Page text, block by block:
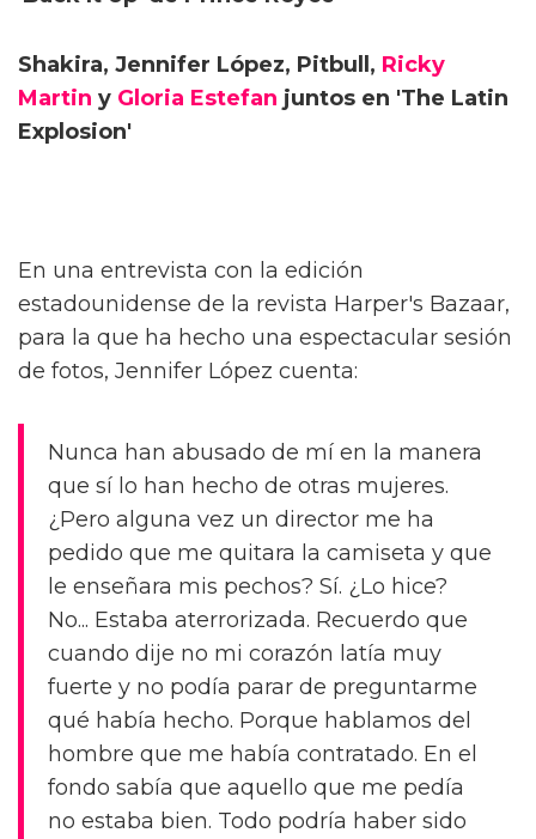
Shakira, Jennifer López, Pitbull, Ricky
Martin y Gloria Estefan juntos en 'The Latin
Explosion'
En una entrevista con la edición
estadounidense de la revista Harper's Bazaar,
para la que ha hecho una espectacular sesión
de fotos, Jennifer López cuenta:
Nunca han abusado de mí en la manera
que sí lo han hecho de otras mujeres.
¿Pero alguna vez un director me ha
pedido que me quitara la camiseta y que
le enseñara mis pechos? Sí. ¿Lo hice?
No... Estaba aterrorizada. Recuerdo que
cuando dije no mi corazón latía muy
fuerte y no podía parar de preguntarme
qué había hecho. Porque hablamos del
hombre que me había contratado. En el
fondo sabía que aquello que me pedía
no estaba bien. Todo podría haber sido